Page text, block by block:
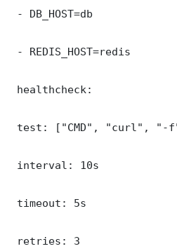
- DB_HOST=db
- REDIS_HOST=redis
healthcheck:
test: ["CMD", "curl", "-
interval: 10s
timeout: 5s
retries: 3